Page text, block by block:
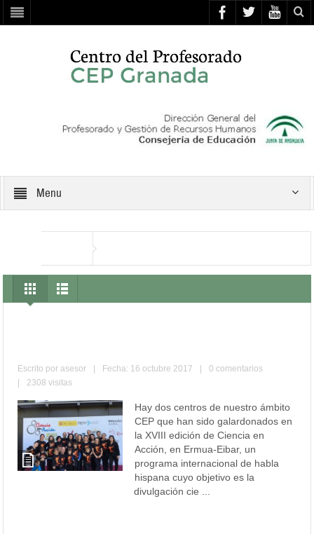
Menu
Escrito porasesor Fecha: 16 octubre 2017
0 comentarios
2308 visitas
Hay dos centros de nuestro ámbito
CEP que han sido galardonados en
la XVIII edición de Ciencia en
Acción, en Ermua-Eibar, un
programa internacional de habla
hispana cuyo objetivo es la
divulgación cie ...